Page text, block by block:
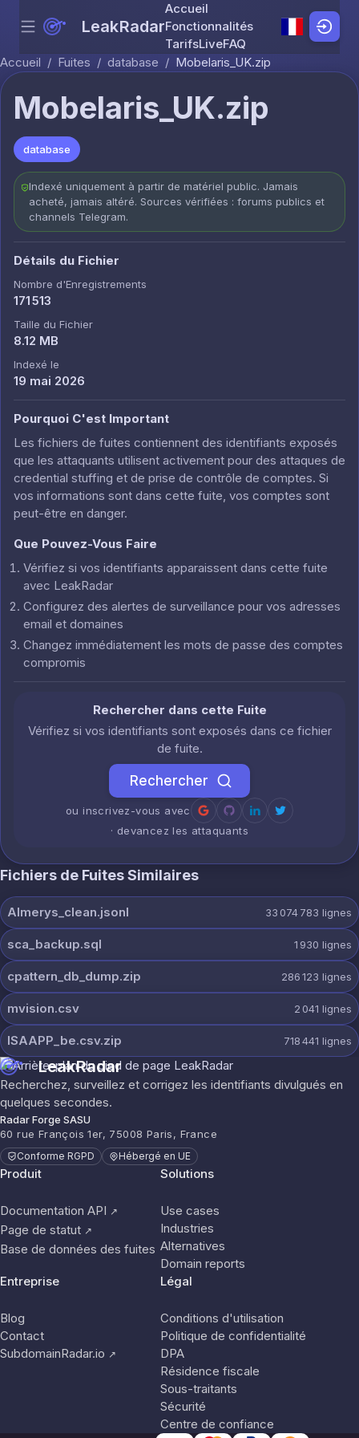
Skip to content
Menu LeakRadar
Accueil
Fonctionnalités
TarifsLiveFAQ
Accueil / Fuites / database / Mobelaris_UK.zip
Mobelaris_UK.zip
database
Indexé uniquement à partir de matériel public. Jamais
acheté, jamais altéré. Sources vérifiées : forums publics et
channels Telegram.
Détails du Fichier
Nombre d'Enregistrements
171 513
Taille du Fichier
8.12 MB
Indexé le
19 mai 2026
Pourquoi C'est Important
Les fichiers de fuites contiennent des identifiants exposés
que les attaquants utilisent activement pour des attaques de
credential stuffing et de prise de contrôle de comptes. Si
vos informations sont dans cette fuite, vos comptes sont
peut-être en danger.
Que Pouvez-Vous Faire
Vérifiez si vos identifiants apparaissent dans cette fuite
avec LeakRadar
Configurez des alertes de surveillance pour vos adresses
email et domaines
Changez immédiatement les mots de passe des comptes
compromis
Rechercher dans cette Fuite
Vérifiez si vos identifiants sont exposés dans ce fichier
de fuite.
Rechercher
ou inscrivez-vous avec
· devancez les attaquants
Fichiers de Fuites Similaires
Almerys_clean.jsonl 33 074 783 lignes
sca_backup.sql 1 930 lignes
cpattern_db_dump.zip 286 123 lignes
mvision.csv 2 041 lignes
ISAAPP_be.csv.zip 718 441 lignes
LeakRadar
Recherchez, surveillez et corrigez les identifiants divulgués en
quelques secondes.
Radar Forge SASU
60 rue François 1er, 75008 Paris, France
Conforme RGPD Hébergé en UE
Produit
Documentation API ↗
Page de statut ↗
Base de données des fuites
Solutions
Use cases
Industries
Alternatives
Domain reports
Entreprise
Blog
Contact
SubdomainRadar.io ↗
Légal
Conditions d'utilisation
Politique de confidentialité
DPA
Résidence fiscale
Sous-traitants
Sécurité
Centre de confiance